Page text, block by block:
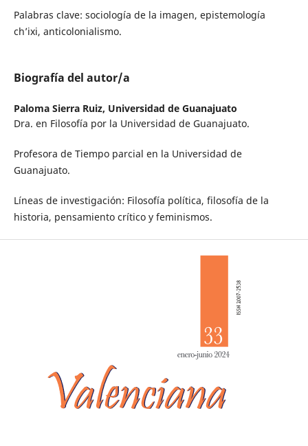
Palabras clave: sociología de la imagen, epistemología
ch’ixi, anticolonialismo.
Biografía del autor/a
Paloma Sierra Ruiz, Universidad de Guanajuato
Dra. en Filosofía por la Universidad de Guanajuato.
Profesora de Tiempo parcial en la Universidad de
Guanajuato.
Líneas de investigación: Filosofía política, filosofía de la
historia, pensamiento crítico y feminismos.